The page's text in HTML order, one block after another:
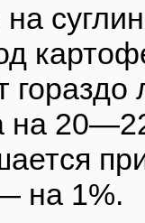
на
на 1%.